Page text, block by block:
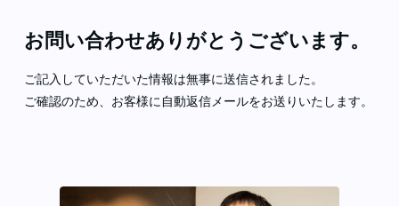
お問い合わせありがとうございます。
ご記入していただいた情報は無事に送信されました。
ご確認のため、お客様に自動返信メールをお送りいたします。